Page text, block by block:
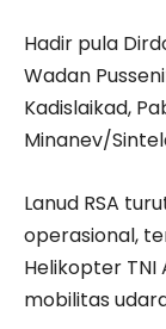
Hadir pula
Wadan
Kadislaikad,
Minanev/
Lanud RSA
operasional,
Helikopter
mobilitas